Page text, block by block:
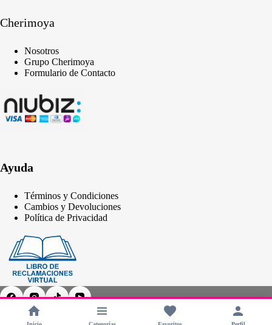
Cherimoya
Nosotros
Grupo Cherimoya
Formulario de Contacto
Ayuda
Términos y Condiciones
Cambios y Devoluciones
Política de Privacidad